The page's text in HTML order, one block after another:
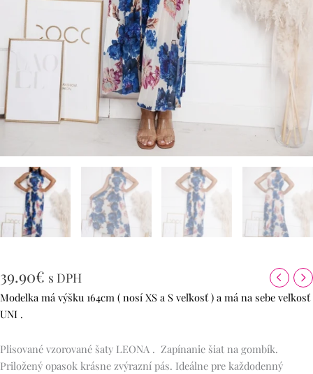
39.90€ s DPH
Modelka má výšku 164cm ( nosí XS a S veľkosť ) a má na sebe veľkosť
UNI .
Plisované vzorované šaty LEONA . Zapínanie šiat na gombík.
Priložený opasok krásne zvýrazní pás. Ideálne pre každodenný